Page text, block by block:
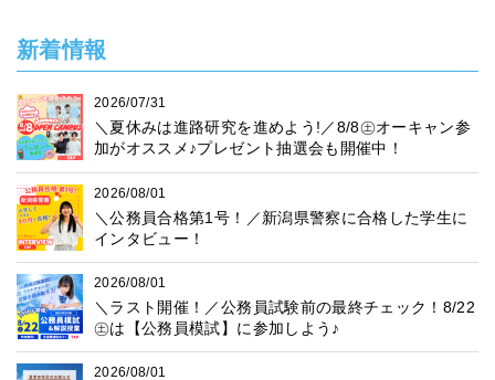
新着情報
2026/07/31
＼夏休みは進路研究を進めよう!／8/8㊏オーキャン参
加がオススメ♪プレゼント抽選会も開催中！
2026/08/01
＼公務員合格第1号！／新潟県警察に合格した学生に
インタビュー！
2026/08/01
＼ラスト開催！／公務員試験前の最終チェック！8/22
㊏は【公務員模試】に参加しよう♪
2026/08/01